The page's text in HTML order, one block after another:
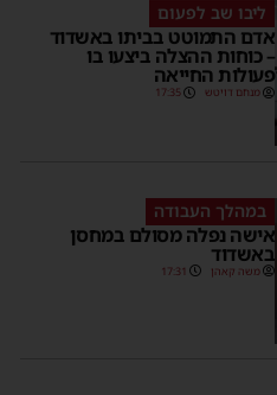
ליבו שב לפעום
אדם התמוטט בביתו באשדוד
– כוחות ההצלה ביצעו בו
פעולות החייאה
מנחם דויטש 17:35
במהלך העבודה
אישה נפלה מסולם במחסן
באשדוד
משה קאהן 17:31